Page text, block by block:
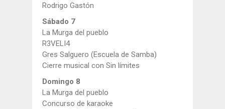
Rodrigo Gastón
Sábado 7
La Murga del pueblo
R3VELI4
Gres Salguero (Escuela de Samba)
Cierre musical con Sin límites
Domingo 8
La Murga del pueblo
Concurso de karaoke